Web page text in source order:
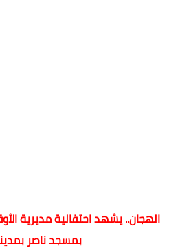
الهجان.. يشهد احتفالية مديرية
بمسجد ناصر